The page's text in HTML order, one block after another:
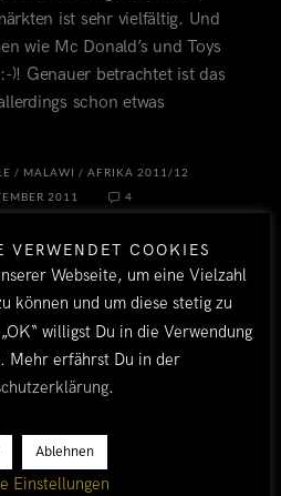
ist sehr vielfältig. Und
wie Mc Donald’s und Toys
)! Genauer betrachtet ist das
schon etwas
/ MALAWI / AFRIKA 2011/12
2011
4
VERWENDET COOKIES
Webseite, um eine Vielzahl
können und um diese stetig zu
willigst Du in die Verwendung
Mehr erfährst Du in der
.
Ablehnen
Einstellungen